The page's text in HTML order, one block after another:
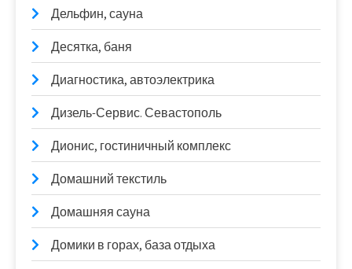
Дельфин, сауна
Десятка, баня
Диагностика, автоэлектрика
Дизель-Сервис. Севастополь
Дионис, гостиничный комплекс
Домашний текстиль
Домашняя сауна
Домики в горах, база отдыха